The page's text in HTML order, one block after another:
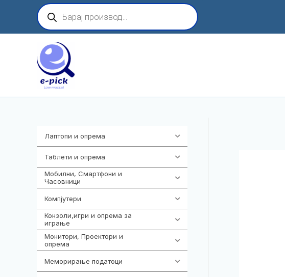
content
Products
search
Лаптопи и опрема
Таблети и опрема
Мобилни, Смартфони и
Часовници
Компјутери
Конзоли,игри и опрема за
играње
Монитори, Проектори и
опрема
Меморирање податоци